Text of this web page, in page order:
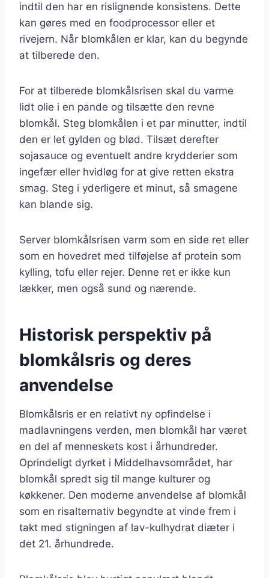
indtil den har en rislignende konsistens. Dette
kan gøres med en foodprocessor eller et
rivejern. Når blomkålen er klar, kan du begynde
at tilberede den.
For at tilberede blomkålsrisen skal du varme
lidt olie i en pande og tilsætte den revne
blomkål. Steg blomkålen i et par minutter, indtil
den er let gylden og blød. Tilsæt derefter
sojasauce og eventuelt andre krydderier som
ingefær eller hvidløg for at give retten ekstra
smag. Steg i yderligere et minut, så smagene
kan blande sig.
Server blomkålsrisen varm som en side ret eller
som en hovedret med tilføjelse af protein som
kylling, tofu eller rejer. Denne ret er ikke kun
lækker, men også sund og nærende.
Historisk perspektiv på
blomkålsris og deres
anvendelse
Blomkålsris er en relativt ny opfindelse i
madlavningens verden, men blomkål har været
en del af menneskets kost i århundreder.
Oprindeligt dyrket i Middelhavsområdet, har
blomkål spredt sig til mange kulturer og
køkkener. Den moderne anvendelse af blomkål
som en risalternativ begyndte at vinde frem i
takt med stigningen af lav-kulhydrat diæter i
det 21. århundrede.